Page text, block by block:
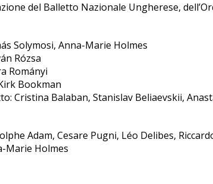
del Balletto Nazionale Ungherese,
Solymosi, Anna-Marie Holmes
Rózsa
Rományi
Bookman
Cristina Balaban, Stanislav Beliaevskii,
Adam, Cesare Pugni, Léo Delibes,
Marie Holmes